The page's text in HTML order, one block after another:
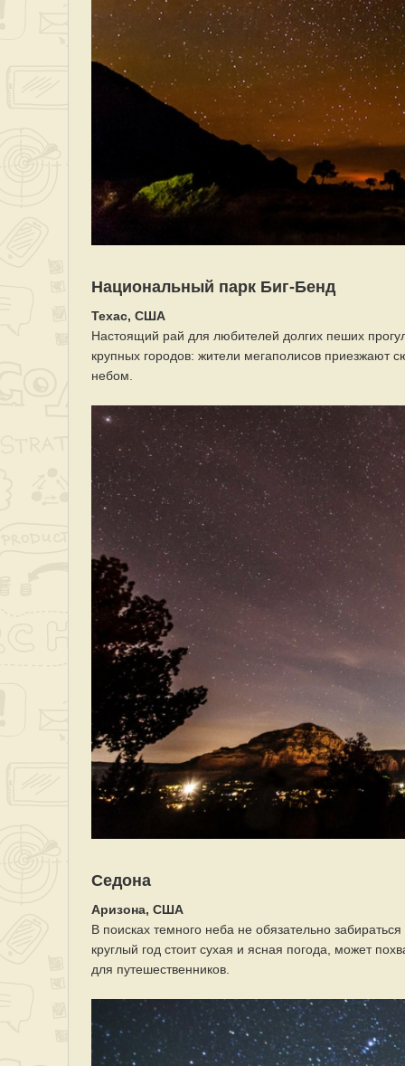
Национальный парк Биг-Бенд
Техас, США
Настоящий рай для любителей долгих пеших
крупных городов: жители мегаполисов приезжают
небом.
Седона
Аризона, США
В поисках темного неба не обязательно
круглый год стоит сухая и ясная погода, может
для путешественников.